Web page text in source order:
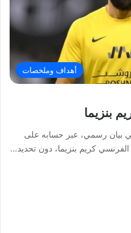
أهداف وملخصات
بنزيما
بيان رسمي، عبر حسابه على
كريم بنزيما، دون تحديد…